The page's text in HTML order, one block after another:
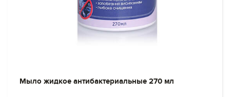
Мыло жидкое антибактериальные 270 мл